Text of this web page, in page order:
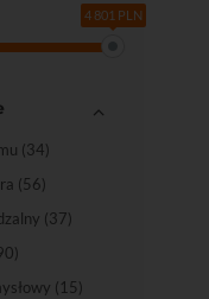
4 801 PLN
(34)
(56)
(37)
(15)